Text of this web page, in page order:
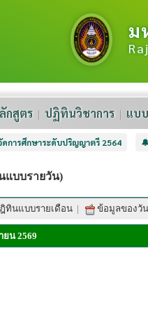
ม
กสูตร ปฏิทินวิชาการ แบ
ดการศึกษาระดับปริญญาตรี 2564
แบบรายวัน)
ทินแบบรายเดือน | ข้อมูลของวั
น 2569